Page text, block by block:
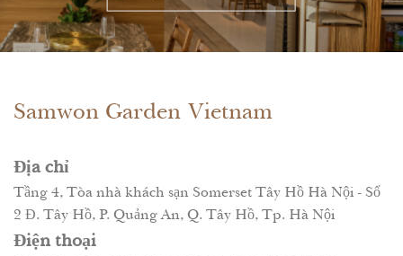
Samwon Garden Vietnam
Địa chỉ
Tầng 4, Tòa nhà khách sạn Somerset Tây Hồ Hà Nội - Số
2 Đ. Tây Hồ, P. Quảng An, Q. Tây Hồ, Tp. Hà Nội
Điện thoại